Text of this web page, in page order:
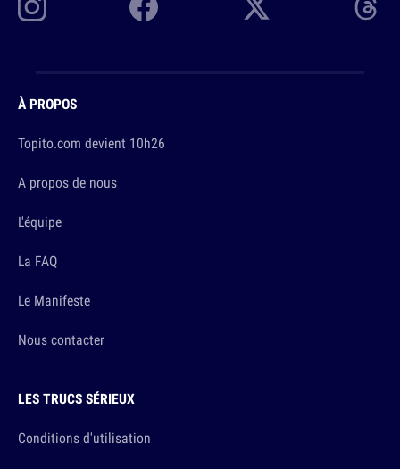
À PROPOS
Topito.com devient 10h26
A propos de nous
L'équipe
La FAQ
Le Manifeste
Nous contacter
LES TRUCS SÉRIEUX
Conditions d'utilisation